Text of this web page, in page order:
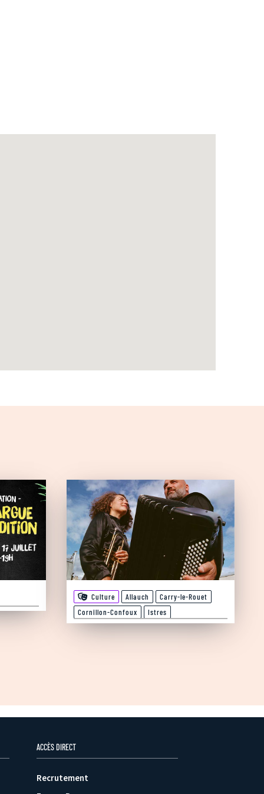
Culture Allauch
Carry-le-Rouet
Cornillon-Confoux
Istres
ACCÈS DIRECT
Recrutement